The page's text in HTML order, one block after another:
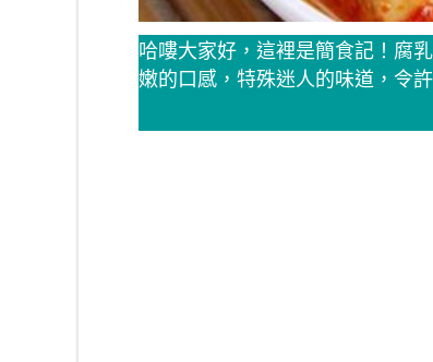
哈嘍大家好，這裡是簡食記！腐
嫩的口感，特殊迷人的味道，令